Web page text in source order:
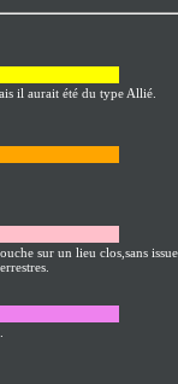
il aurait été du type Allié.
sur un lieu clos,sans